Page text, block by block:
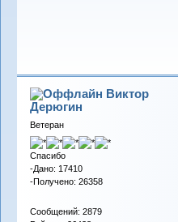
Виктор
Дерюгин
Ветеран
Спасибо
-Дано: 17410
-Получено: 26358
Сообщений: 2879